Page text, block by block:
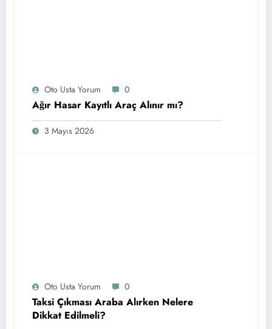
Oto Usta Yorum 0
Ağır Hasar Kayıtlı Araç Alınır mı?
3 Mayıs 2026
Oto Usta Yorum 0
Taksi Çıkması Araba Alırken Nelere
Dikkat Edilmeli?